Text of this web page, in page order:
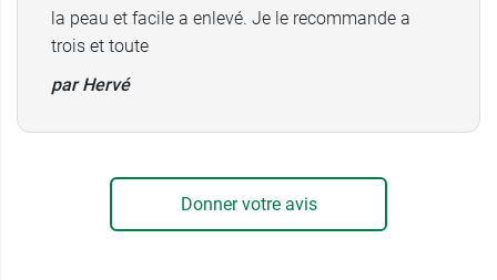
Conditionnement au choix:
6 pansements petit format : 5 x 7 cm (tulle :
2,7 x 4,5 cm)
la peau et facile a enlevé. Je le recommande a
trois et toute
par Hervé
Donner votre avis